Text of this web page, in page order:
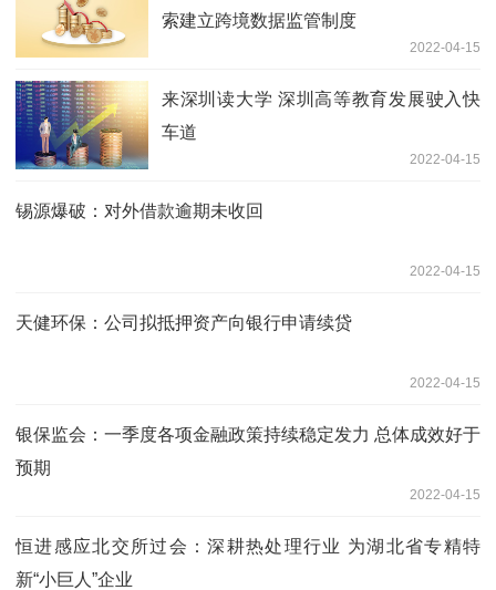
索建立跨境数据监管制度
2022-04-15
来深圳读大学 深圳高等教育发展驶入快
车道
2022-04-15
锡源爆破：对外借款逾期未收回
2022-04-15
天健环保：公司拟抵押资产向银行申请续贷
2022-04-15
银保监会：一季度各项金融政策持续稳定发力 总体成效好于
预期
2022-04-15
恒进感应北交所过会：深耕热处理行业 为湖北省专精特
新“小巨人”企业